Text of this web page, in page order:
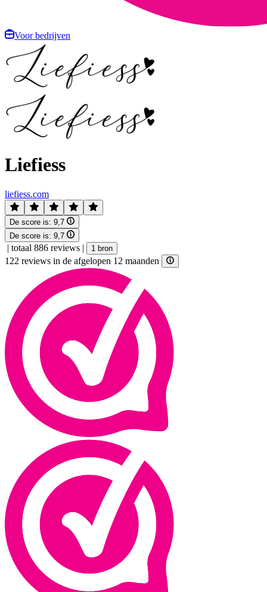
Voor bedrijven
Liefiess
liefiess.com
De score is: 9,7
De score is: 9,7
| totaal 886 reviews | 1 bron
122 reviews in de afgelopen 12 maanden